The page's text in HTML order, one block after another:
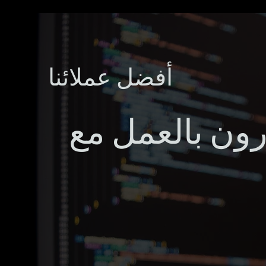
أفضل عملائنا
بالعمل مع